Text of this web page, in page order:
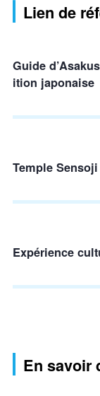
Lien de
Guide
ition japonaise
Temple Sensoji
Expérience
En savoir